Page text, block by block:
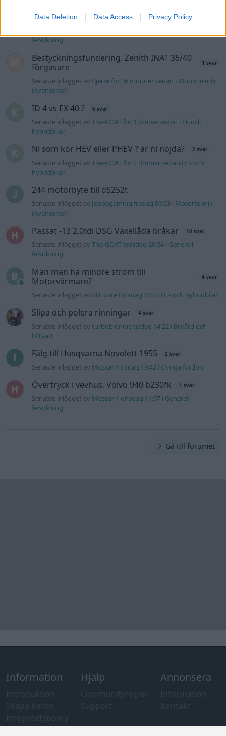
Data Deletion Data Access Privacy Policy
lägre på höger sida.
felsökning
Bestyckningsfundering. Zenith INAT 35/40
förgasare
1 svar
Senaste inlägget av Bjerre för 36 minuter sedan i Motorteknik
(Avancerad)
ID 4 vs EX 40 ? 6 svar
Senaste inlägget avThe-GOAT för 1 timme sedan i El- och
hybridbilar
Ni som kör HEV eller PHEV ? är ni nöjda? 2 svar
Senaste inlägget avThe-GOAT för 2 timmar sedan i El- och
hybridbilar
244 motorbyte till d5252t
Senaste inlägget av Jeppegaming fredag 00:53 i Motorteknik
(Avancerad)
Passat -13 2.0tdi DSG Växellåda bråkar 10 svar
Senaste inlägget avThe-GOAT torsdag 20:54 i Generell
felsökning
Man man ha mindre ström till
Motorvärmare?
4 svar
Senaste inlägget av BilFixare torsdag 14:37 i El- och hybridbilar
Slipa och polera rinningar 4 svar
Senaste inlägget avturboblondie tisdag 14:22 i Bilvård och
biltvätt
Fälg till Husqvarna Novolett 1955 2 svar
Senaste inlägget av Mossan1 tisdag 19:42 i Övriga fordon
Övertryck i vevhus, Volvo 940 b230fk 1 svar
Senaste inlägget av Mossan1 onsdag 11:07 i Generell
felsökning
Gå till forumet
Information Hjälp Annonsera